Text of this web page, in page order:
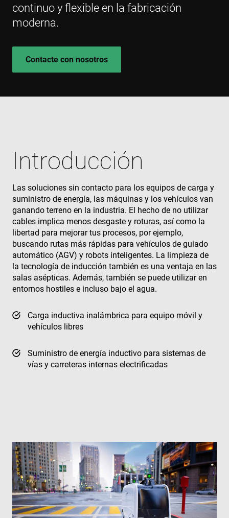
continuo y flexible en la fabricación
moderna.
Contacte con nosotros
Introducción
Las soluciones sin contacto para los equipos de carga y
suministro de energía, las máquinas y los vehículos van
ganando terreno en la industria. El hecho de no utilizar
cables implica menos desgaste y roturas, así como la
libertad para mejorar tus procesos, por ejemplo,
buscando rutas más rápidas para vehículos de guiado
automático (AGV) y robots inteligentes. La limpieza de
la tecnología de inducción también es una ventaja en las
salas asépticas. Además, también se puede utilizar en
entornos hostiles e incluso bajo el agua.
Carga inductiva inalámbrica para equipo móvil y
vehículos libres
Suministro de energía inductivo para sistemas de
vías y carreteras internas electrificadas